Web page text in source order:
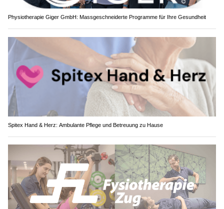
Physiotherapie Giger GmbH: Massgeschneiderte Programme für Ihre Gesundheit
Spitex Hand & Herz: Ambulante Pflege und Betreuung zu Hause